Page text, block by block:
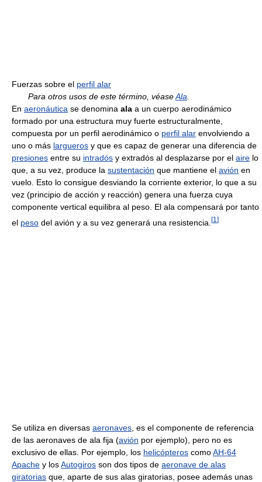
Fuerzas sobre el perfil alar
Para otros usos de este término, véaseAla.
En aeronáutica se denomina ala a un cuerpo aerodinámico
formado por una estructura muy fuerte estructuralmente,
compuesta por un perfil aerodinámico o perfil alar envolviendo a
uno o más largueros y que es capaz de generar una diferencia de
presiones entre su intradós y extradós al desplazarse por el aire lo
que, a su vez, produce la sustentación que mantiene el avión en
vuelo. Esto lo consigue desviando la corriente exterior, lo que a su
vez (principio de acción y reacción) genera una fuerza cuya
componente vertical equilibra al peso. El ala compensará por tanto
el peso del avión y a su vez generará una resistencia. [1 ]
Se utiliza en diversas aeronaves , es el componente de referencia
de las aeronaves de ala fija (avión por ejemplo), pero no es
exclusivo de ellas. Por ejemplo, los helicópteros comoAH-64
Apache y losAutogiros son dos tipos de aeronave de alas
giratorias que, aparte de sus alas giratorias, posee además unas